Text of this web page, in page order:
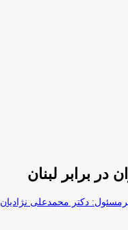
برابر لبنان
دکتر محمدعلی نژادیان